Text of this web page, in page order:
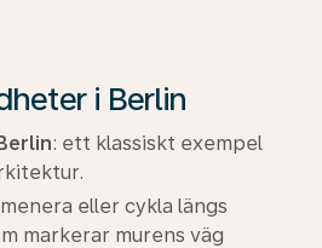
i Berlin
: ett klassiskt exempel
eller cykla längs
markerar murens väg